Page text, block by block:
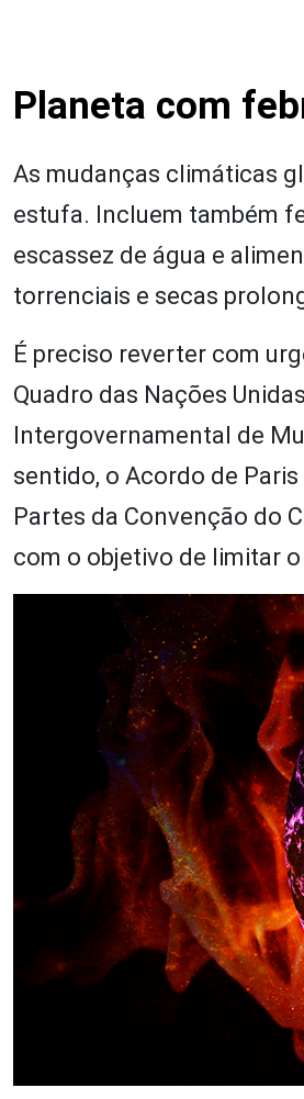
Planeta com
As mudanças climáticas
estufa. Incluem também
escassez de água e
torrenciais e secas
É preciso reverter com
Quadro das Nações
Intergovernamental de
sentido, o Acordo de
Partes da Convenção do
com o objetivo de limitar